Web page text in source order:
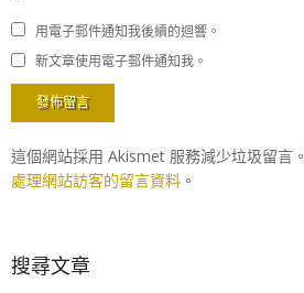
用電子郵件通知我後續的迴響。
新文章使用電子郵件通知我。
這個網站採用 Akismet 服務減少垃圾留言。
處理網站訪客的留言資料 。
搜尋文章